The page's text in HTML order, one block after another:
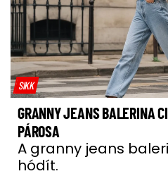
SIKK
GRANNY JEANS BALERINA
PÁROSA
A granny jeans
hódít.